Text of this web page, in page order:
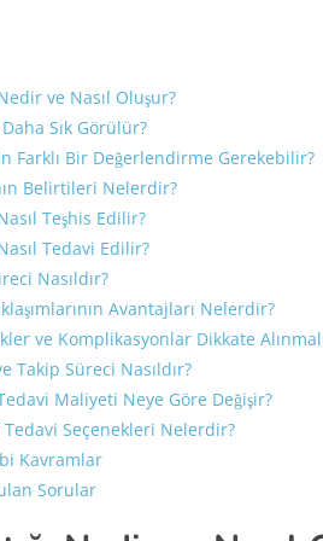
Nedir ve Nasıl Oluşur?
Sık Görülür?
Farklı Bir Değerlendirme Gerekebilir?
Belirtileri Nelerdir?
Nasıl Teşhis Edilir?
Nasıl Tedavi Edilir?
Nasıldır?
Avantajları Nelerdir?
ve Komplikasyonlar Dikkate
Takip Süreci Nasıldır?
Tedavi Maliyeti Neye Göre Değişir?
Seçenekleri Nelerdir?
Kavramlar
Sorular